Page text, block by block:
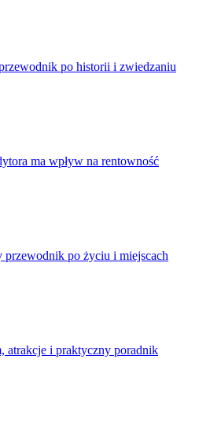
po historii i zwiedzaniu
ma wpływ na rentowność
po życiu i miejscach
atrakcje i praktyczny poradnik